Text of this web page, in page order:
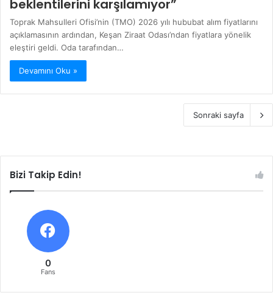
beklentilerini karşılamıyor”
Toprak Mahsulleri Ofisi’nin (TMO) 2026 yılı hububat alım fiyatlarını
açıklamasının ardından, Keşan Ziraat Odası’ndan fiyatlara yönelik
eleştiri geldi. Oda tarafından…
Devamını Oku »
Sonraki sayfa
Bizi Takip Edin!
0
Fans